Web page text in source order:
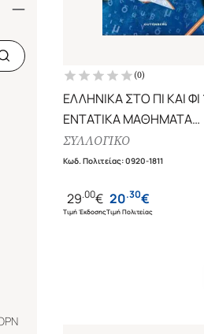
(0)
ΕΛΛΗΝΙΚΑ ΣΤΟ ΠΙ ΚΑΙ ΦΙ
ΕΝΤΑΤΙΚΑ ΜΑΘΗΜΑΤΑ
ΕΛΛΗΝΙΚΩΝ ΓΙΑ ΤΟ
ΣΥΛΛΟΓΙΚΟ
Κωδ. Πολιτείας:0920-1811
29.00€
Τιμή Έκδοσης
20.30€
Τιμή Πολιτείας